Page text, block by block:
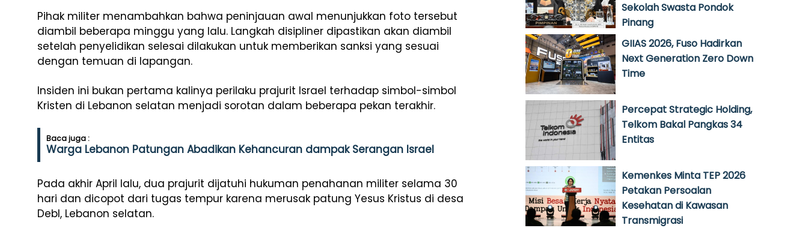
Pihak militer menambahkan bahwa peninjauan awal menunjukkan foto tersebut
diambil beberapa minggu yang lalu. Langkah disipliner dipastikan akan diambil
setelah penyelidikan selesai dilakukan untuk memberikan sanksi yang sesuai
dengan temuan di lapangan.
Insiden ini bukan pertama kalinya perilaku prajurit Israel terhadap simbol-simbol
Kristen di Lebanon selatan menjadi sorotan dalam beberapa pekan terakhir.
Baca juga :
Warga Lebanon Patungan Abadikan Kehancuran dampak Serangan Israel
Pada akhir April lalu, dua prajurit dijatuhi hukuman penahanan militer selama 30
hari dan dicopot dari tugas tempur karena merusak patung Yesus Kristus di desa
Debl, Lebanon selatan.
Sekolah Swasta Pondok
Pinang
GIIAS 2026, Fuso Hadirkan
Next Generation Zero Down
Time
Percepat Strategic Holding,
Telkom Bakal Pangkas 34
Entitas
Kemenkes Minta TEP 2026
Petakan Persoalan
Kesehatan di Kawasan
Transmigrasi